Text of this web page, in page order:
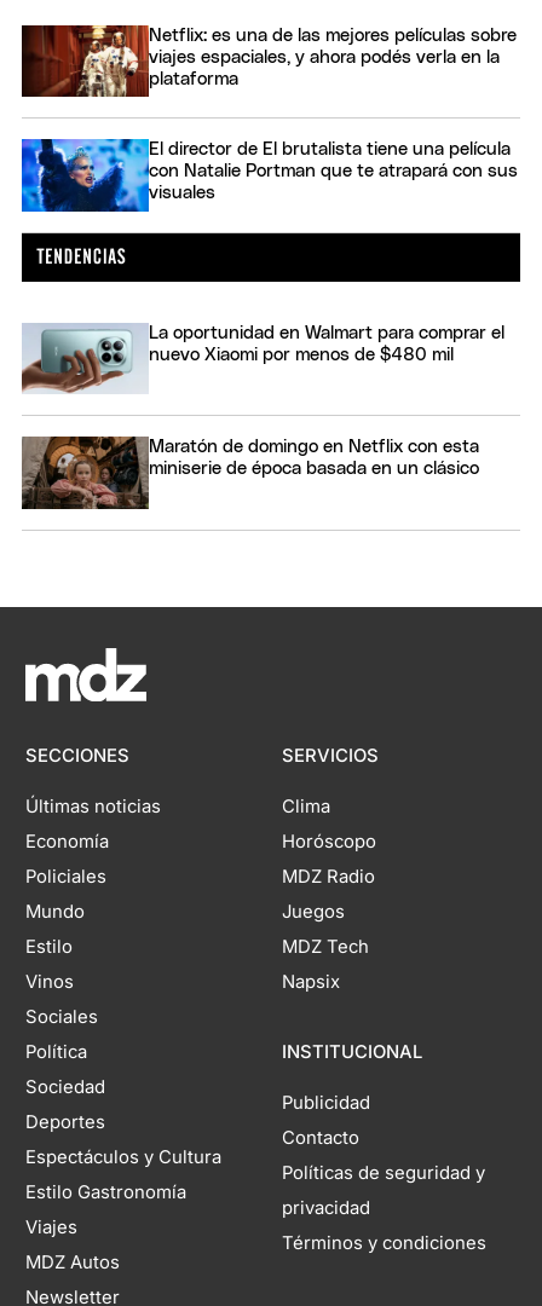
Netflix: es una de las mejores películas sobre
viajes espaciales, y ahora podés verla en la
plataforma
El director de El brutalista tiene una película
con Natalie Portman que te atrapará con sus
visuales
La oportunidad en Walmart para comprar el
nuevo Xiaomi por menos de $480 mil
Maratón de domingo en Netflix con esta
miniserie de época basada en un clásico
SECCIONES
Últimas noticias
Economía
Policiales
Mundo
Estilo
Vinos
Sociales
Política
Sociedad
Deportes
Espectáculos y Cultura
Estilo Gastronomía
Viajes
MDZ Autos
Newsletter
SERVICIOS
Clima
Horóscopo
MDZ Radio
Juegos
MDZ Tech
Napsix
INSTITUCIONAL
Publicidad
Contacto
Políticas de seguridad y
privacidad
Términos y condiciones